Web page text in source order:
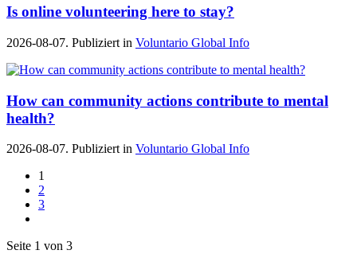
Is online volunteering here to stay?
2026-08-07. Publiziert in Voluntario Global Info
How can community actions contribute to mental
health?
2026-08-07. Publiziert in Voluntario Global Info
1
2
3
Seite 1 von 3